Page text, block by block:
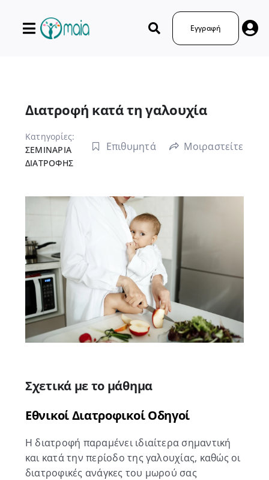
περιεχόμενο
Εγγραφή
Διατροφή κατά τη γαλουχία
Κατηγορίες:
ΣΕΜΙΝΑΡΙΑ
ΔΙΑΤΡΟΦΗΣ
Επιθυμητά Μοιραστείτε
Σχετικά με το μάθημα
Εθνικοί Διατροφικοί Οδηγοί
Η διατροφή παραμένει ιδιαίτερα σημαντική
και κατά την περίοδο της γαλουχίας, καθώς οι
διατροφικές ανάγκες του μωρού σας